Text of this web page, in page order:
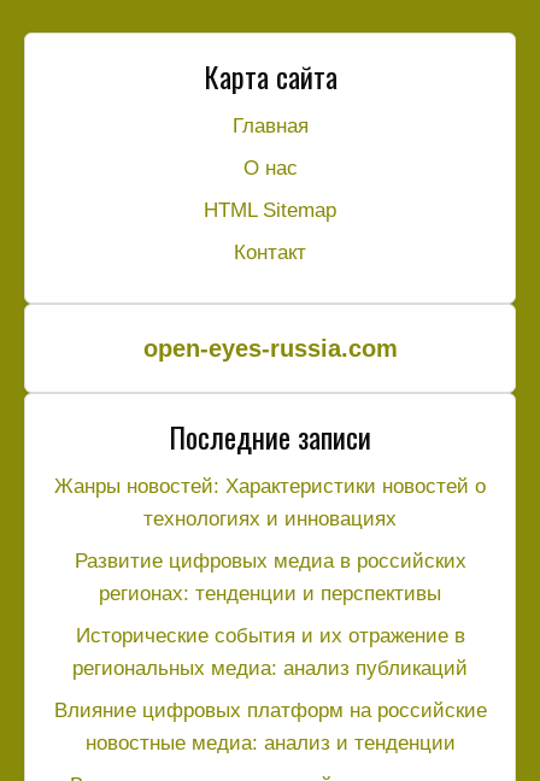
Карта сайта
Главная
О нас
HTML Sitemap
Контакт
open-eyes-russia.com
Последние записи
Жанры новостей: Характеристики новостей о
технологиях и инновациях
Развитие цифровых медиа в российских
регионах: тенденции и перспективы
Исторические события и их отражение в
региональных медиа: анализ публикаций
Влияние цифровых платформ на российские
новостные медиа: анализ и тенденции